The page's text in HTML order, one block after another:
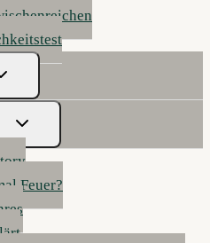
Untermenü
Umschalten
Feuer?